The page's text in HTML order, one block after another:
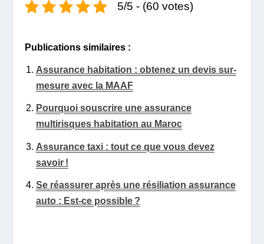
5/5 - (60 votes)
Publications similaires :
Assurance habitation : obtenez un devis sur-
mesure avec la MAAF
Pourquoi souscrire une assurance
multirisques habitation au Maroc
Assurance taxi : tout ce que vous devez
savoir !
Se réassurer après une résiliation assurance
auto : Est-ce possible ?